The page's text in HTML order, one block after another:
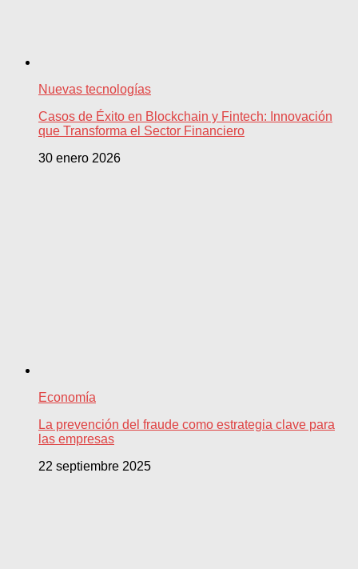
Nuevas tecnologías
Casos de Éxito en Blockchain y Fintech: Innovación
que Transforma el Sector Financiero
30 enero 2026
Economía
La prevención del fraude como estrategia clave para
las empresas
22 septiembre 2025